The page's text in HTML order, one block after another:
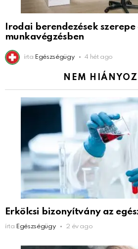
Irodai berendezések
munkavégzésben
írta Egészségügy 4 hét ago
NEM
Erkölcsi bizonyítvány az
írta Egészségügy 2 év ago